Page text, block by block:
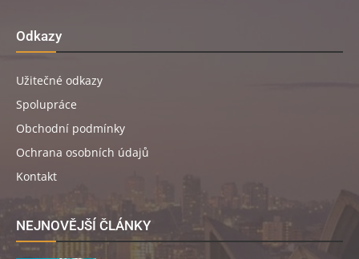
Odkazy
Užitečné odkazy
Spolupráce
Obchodní podmínky
Ochrana osobních údajů
Kontakt
NEJNOVĚJŠÍ ČLÁNKY